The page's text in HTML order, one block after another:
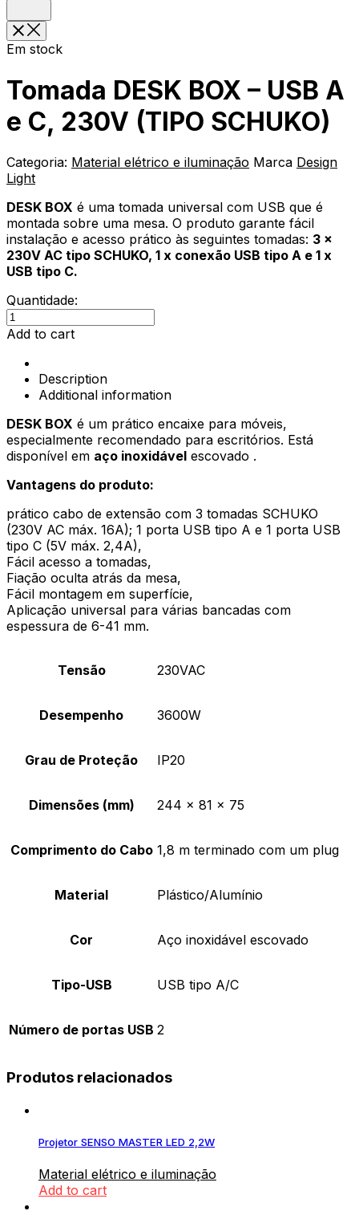
Em stock
Tomada DESK BOX – USB A
e C, 230V (TIPO SCHUKO)
Categoria: Material elétrico e iluminação Marca Design
Light
DESK BOX é uma tomada universal com USB que é
montada sobre uma mesa. O produto garante fácil
instalação e acesso prático às seguintes tomadas: 3 x
230V AC tipo SCHUKO, 1 x conexão USB tipo A e 1 x
USB tipo C.
Quantidade:
Tomada
DESK
USB
C,
230V
(TIPO
SCHUKO)
quantity
Add to cart
Description
Additional information
DESK BOX é um prático encaixe para móveis,
especialmente recomendado para escritórios. Está
disponível em aço inoxidável escovado .
Vantagens do produto:
prático cabo de extensão com 3 tomadas SCHUKO
(230V AC máx. 16A); 1 porta USB tipo A e 1 porta USB
tipo C (5V máx. 2,4A),
Fácil acesso a tomadas,
Fiação oculta atrás da mesa,
Fácil montagem em superfície,
Aplicação universal para várias bancadas com
espessura de 6-41 mm.
Tensão 230VAC
Desempenho 3600W
Grau de Proteção IP20
Dimensões (mm) 244 x 81 x 75
Comprimento do Cabo 1,8 m terminado com um plug
Material Plástico/Alumínio
Cor Aço inoxidável escovado
Tipo-USB USB tipo A/C
Número de portas USB 2
Produtos relacionados
Projetor SENSO MASTER LED 2,2W
Material elétrico e iluminação
Add to cart